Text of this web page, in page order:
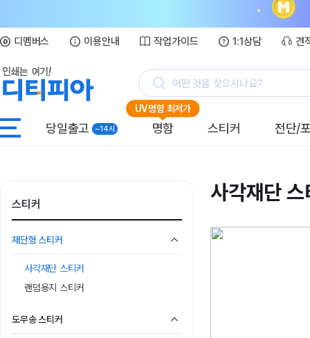
디멤버스 이용안내 작업가이드 1:1상담 견
어떤 것을 찾으시나요?
당일출고 ~14시
UV명함 최저가
명함 스티커 전단/
스티커
재단형 스티커
사각재단 스티커
랜덤용지 스티커
도무송 스티커
사각재단 스